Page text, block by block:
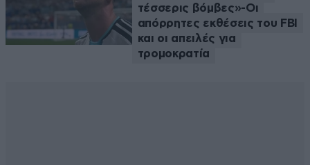
τέσσερις βόμβες»-Οι
απόρρητες εκθέσεις του FBI
και οι απειλές για
τρομοκρατία